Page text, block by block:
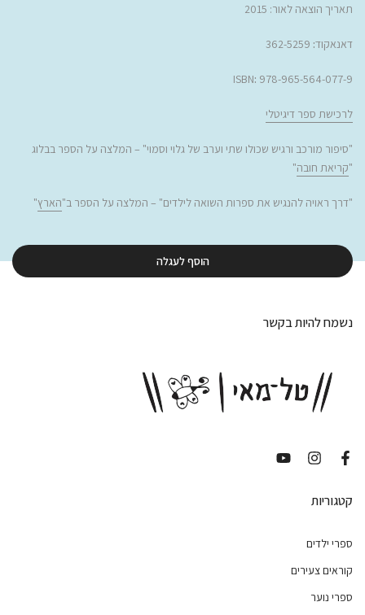
תאריך הוצאה לאור: 2015
דאנאקוד:
362-5259
ISBN: 978-965-564-077-9
לרכישת ספר דיגיטלי
"סיפור מורכב ורגיש שכולו שתי וערב של גלוי וסמוי" – המלצה על הספר בבלוג
"קריאת חובה"
"דרך ראויה להנגיש את ספרות השואה לילדים" – המלצה על הספר ב"הארץ"
הוסף לעגלה
נשמח להיות בקשר
קטגוריות
ספרי ילדים
קוראים צעירים
ספרי נוער